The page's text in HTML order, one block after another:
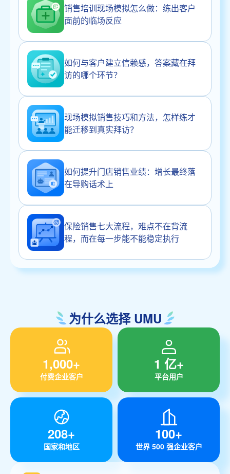
销售培训现场模拟怎么做：练出客户
面前的临场反应
如何与客户建立信赖感，答案藏在拜
访的哪个环节？
现场模拟销售技巧和方法，怎样练才
能迁移到真实拜访？
如何提升门店销售业绩：增长最终落
在导购话术上
保险销售七大流程，难点不在背流
程，而在每一步能不能稳定执行
为什么选择 UMU
1,000+
付费企业客户
1 亿+
平台用户
208+
国家和地区
100+
世界 500 强企业客户